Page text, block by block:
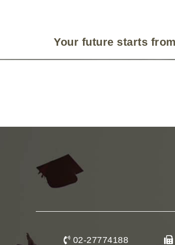
Your future starts
02-27774188